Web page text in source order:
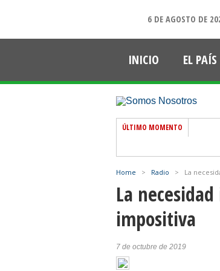
6 DE AGOSTO DE
INICIO EL PAÍS
ÚLTIMO MOMENTO
Home > Radio > La
La
impositiva
7 de octubre de 2019